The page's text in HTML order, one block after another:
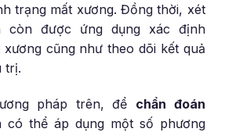
trạng mất xương. Đồng thời, xét
còn được ứng dụng xác định
cũng như theo dõi kết quả
trị.
pháp trên, để chẩn đoán
có thể áp dụng một số phương